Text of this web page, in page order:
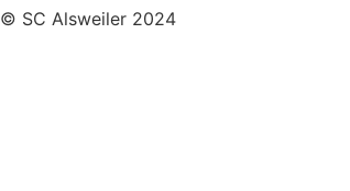
© SC Alsweiler 2024